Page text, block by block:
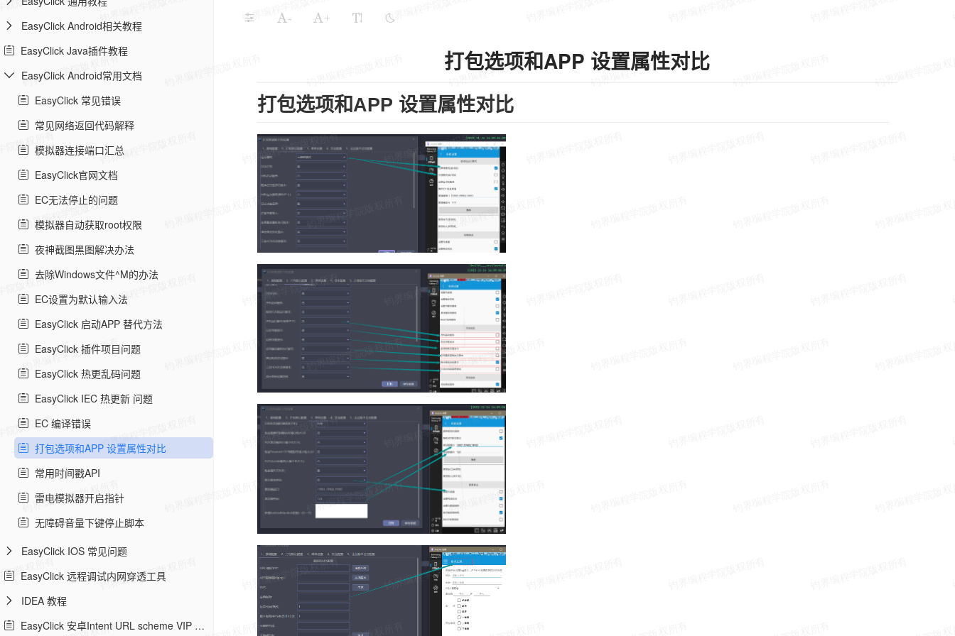
EasyClick Android相关教程
EasyClick Java插件教程
EasyClick Android常用文档
EasyClick 常见错误
常见网络返回代码解释
模拟器连接端口汇总
EasyClick官网文档
EC无法停止的问题
模拟器自动获取root权限
夜神截图黑图解决办法
去除Windows文件^M的办法
EC设置为默认输入法
EasyClick 启动APP 替代方法
EasyClick 插件项目问题
EasyClick 热更乱码问题
EasyClick IEC 热更新 问题
EC 编译错误
打包选项和APP 设置属性对比
常用时间戳API
雷电模拟器开启指针
无障碍音量下键停止脚本
EasyClick IOS 常见问题
EasyClick 远程调试内网穿透工具
IDEA 教程
EasyClick 安卓Intent URL scheme VIP 教程
- +
打包选项和APP 设置属性对比
打包选项和APP 设置属性对比